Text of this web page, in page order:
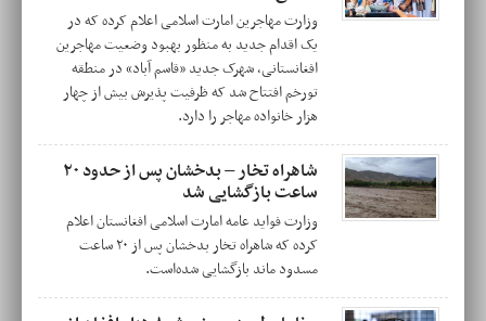
وزارت مهاجرین امارت اسلامی اعلام کرده که در
یک اقدام جدید به منظور بهبود وضعیت مهاجرین
افغانستانی، شهرک جدید «قاسم آباد» در منطقه
تورخم افتتاح شد که ظرفیت پذیرش بیش از چهار
هزار خانواده مهاجر را دارد.
شاهراه تخار – بدخشان پس از حدود ۲۰
ساعت بازگشایی شد
وزارت فواید عامه امارت اسلامی افغانستان اعلام
کرده که شاهراه تخار بدخشان پس از ۲۰ ساعت
مسدود ماند بازگشایی شده‌است.